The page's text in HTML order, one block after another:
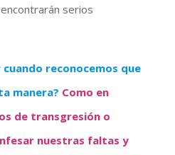
serios
cuando reconocemos que
manera? Como en
de transgresión o
nuestras faltas y